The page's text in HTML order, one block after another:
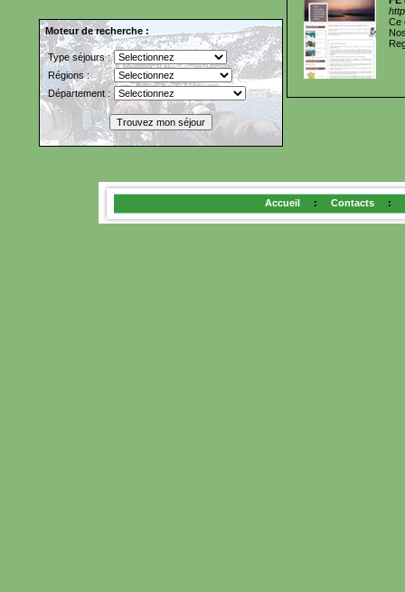
Moteur de recherche :
Type séjours :
Régions :
Département :
Ce
Accueil : Contacts :